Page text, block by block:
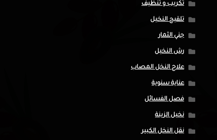
تكريب و تنظيف
تلقيح النخيل
جني الثمار
رش النخيل
علاج النخل المصاب
عناية سنوية
فصل الفسائل
نخيل الزينة
نقل النخل الكبير